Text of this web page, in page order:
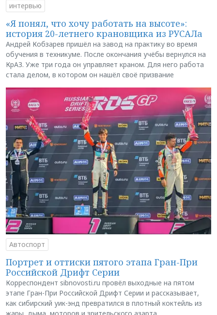
интервью
«Я понял, что хочу работать на высоте»:
история 20-летнего крановщика из РУСАЛа
Андрей Кобзарев пришёл на завод на практику во время
обучения в техникуме. После окончания учёбы вернулся на
КрАЗ. Уже три года он управляет краном. Для него работа
стала делом, в котором он нашёл своё призвание
Автоспорт
Портрет и оттиски пятого этапа Гран-При
Российской Дрифт Серии
Корреспондент sibnovosti.ru провёл выходные на пятом
этапе Гран-При Российской Дрифт Серии и рассказывает,
как сибирский уик-энд превратился в плотный коктейль из
жары, дыма, моторов и зрительского азарта